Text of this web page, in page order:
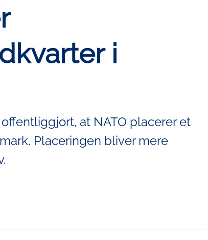
i
at NATO placerer et
Placeringen bliver mere